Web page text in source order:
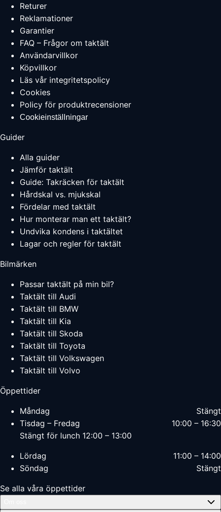
Returer
Reklamationer
Garantier
FAQ – Frågor om taktält
Användarvillkor
Köpvillkor
Läs vår integritetspolicy
Cookies
Policy för produktrecensioner
Cookieinställningar
Guider
Alla guider
Jämför taktält
Guide: Takräcken för taktält
Hårdskal vs. mjukskal
Fördelar med taktält
Hur monterar man ett taktält?
Undvika kondens i taktältet
Lagar och regler för taktält
Bilmärken
Passar taktält på min bil?
Taktält till Audi
Taktält till BMW
Taktält till Kia
Taktält till Skoda
Taktält till Toyota
Taktält till Volkswagen
Taktält till Volvo
Öppettider
Måndag
Stängt
Tisdag – Fredag
10:00 – 16:30
Stängt för lunch 12:00 – 13:00
Lördag
11:00 – 14:00
Söndag
Stängt
Se alla våra öppettider